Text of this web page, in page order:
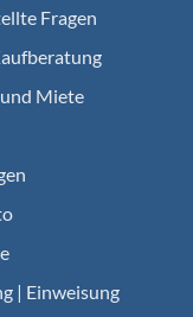
Fragen
Miete
| Einweisung